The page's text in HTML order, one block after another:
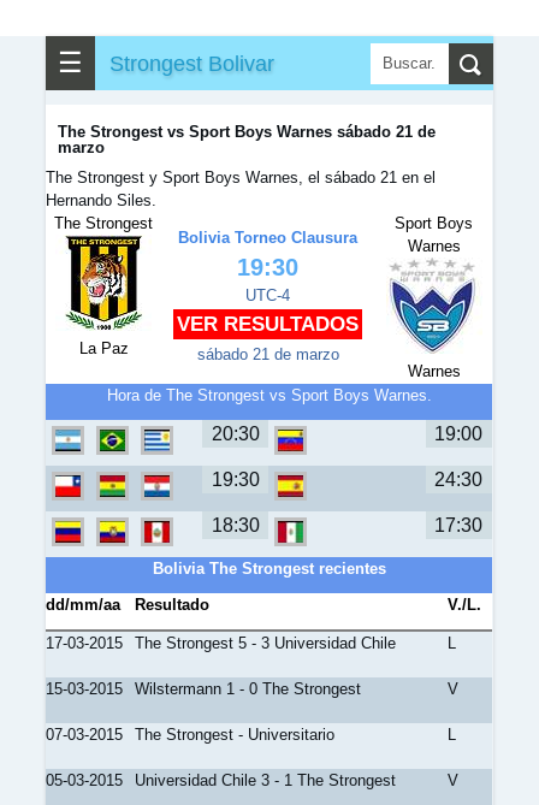
☰ Strongest Bolivar
The Strongest vs Sport Boys Warnes sábado 21 de
marzo
The Strongest y Sport Boys Warnes, el sábado 21 en el
Hernando Siles.
The Strongest
La Paz
Bolivia Torneo Clausura
19:30
UTC-4
VER RESULTADOS
sábado 21 de marzo
Sport Boys
Warnes
Warnes
Hora de The Strongest vs Sport Boys Warnes.
20:30 19:00
19:30 24:30
18:30 17:30
Bolivia The Strongest recientes
dd/mm/aa
Resultado V./L.
17-03-2015 The Strongest 5 - 3 Universidad Chile L
15-03-2015 Wilstermann 1 - 0 The Strongest V
07-03-2015 The Strongest - Universitario L
05-03-2015 Universidad Chile 3 - 1 The Strongest V